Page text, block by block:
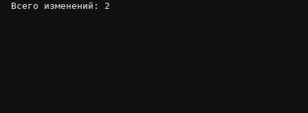
Всего изменений: 2